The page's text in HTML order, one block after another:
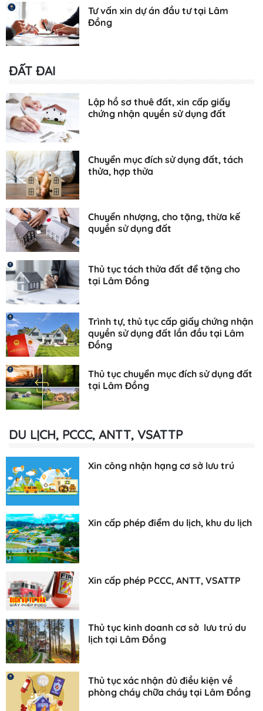
Tư vấn xin dự án đầu tư tại Lâm
Đồng
ĐẤT ĐAI
Lập hồ sơ thuê đất, xin cấp giấy
chứng nhận quyền sử dụng đất
Chuyển mục đích sử dụng đất, tách
thửa, hợp thửa
Chuyển nhượng, cho tặng, thừa kế
quyền sử dụng đất
Thủ tục tách thửa đất để tặng cho
tại Lâm Đồng
Trình tự, thủ tục cấp giấy chứng nhận
quyền sử dụng đất lần đầu tại Lâm
Đồng
Thủ tục chuyển mục đích sử dụng đất
tại Lâm Đồng
DU LỊCH, PCCC, ANTT, VSATTP
Xin công nhận hạng cơ sở lưu trú
Xin cấp phép điểm du lịch, khu du lịch
Xin cấp phép PCCC, ANTT, VSATTP
Thủ tục kinh doanh cơ sở lưu trú du
lịch tại Lâm Đồng
Thủ tục xác nhận đủ điều kiện về
phòng cháy chữa cháy tại Lâm Đồng